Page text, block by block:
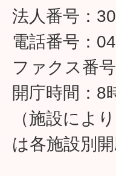
法人番号：
電話番号：
ファクス番
開庁時間：8
（施設によ
は各施設別